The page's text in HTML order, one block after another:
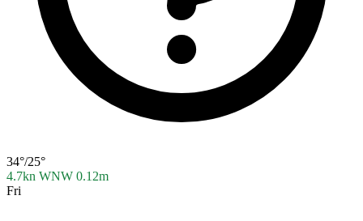
34°/25°
4.7kn WNW 0.12m
Fri